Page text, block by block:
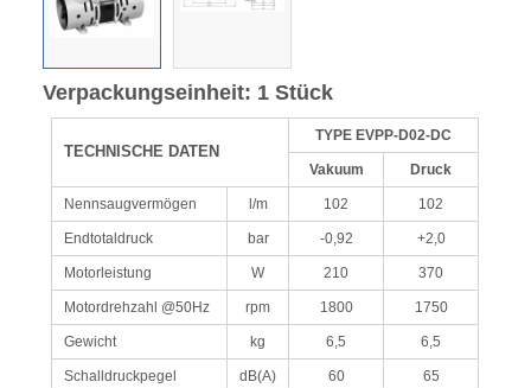
Verpackungseinheit: 1 Stück
TECHNISCHE DATEN
TYPE EVPP-D02-DC
Vakuum Druck
Nennsaugvermögen l/m 102 102
Endtotaldruck bar -0,92 +2,0
Motorleistung W 210 370
Motordrehzahl @50Hz rpm 1800 1750
Gewicht kg 6,5 6,5
Schalldruckpegel dB(A) 60 65